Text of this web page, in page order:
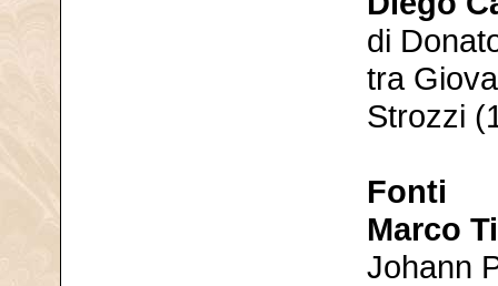
di
tra
Strozzi
Fonti
Marco
Johann